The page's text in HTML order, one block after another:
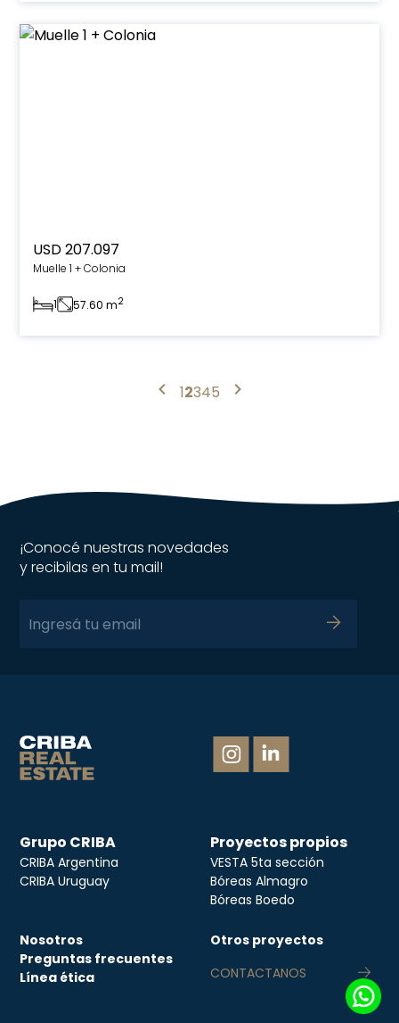
USD 207.097
Muelle 1 + Colonia
1 57.60 m2
12345
¡Conocé nuestras novedades
y recibilas en tu mail!
Grupo CRIBA
CRIBA Argentina
CRIBA Uruguay
Proyectos propios
VESTA 5ta sección
Bóreas Almagro
Bóreas Boedo
Nosotros
Preguntas frecuentes
Línea ética
Otros proyectos
CONTACTANOS